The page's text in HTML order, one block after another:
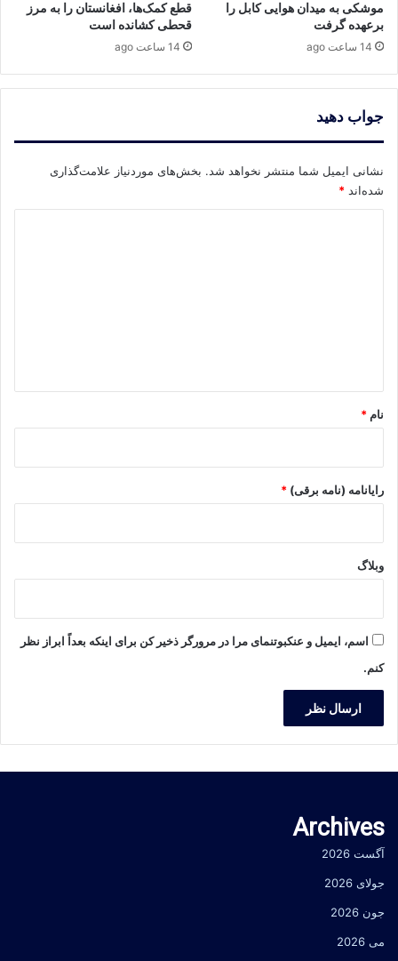
موشکی به میدان هوایی کابل را
برعهده گرفت
14 ساعت ago
قطع کمک‌ها، افغانستان را به مرز
قحطی کشانده است
14 ساعت ago
جواب دهید
نشانی ایمیل شما منتشر نخواهد شد. بخش‌های موردنیاز علامت‌گذاری
شده‌اند *
نام *
رایانامه (نامه برقی) *
وبلاگ
اسم، ایمیل و عنکبوتنمای مرا در مرورگر ذخیر کن برای اینکه بعداً ابراز نظر
کنم.
Archives
آگست 2026
جولای 2026
جون 2026
می 2026